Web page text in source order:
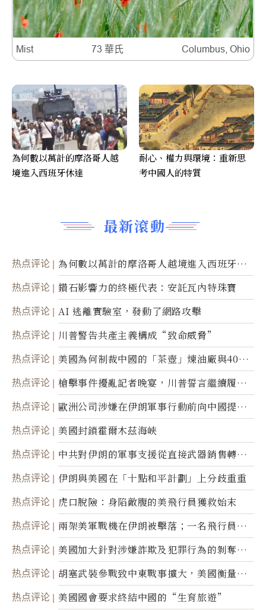
Mist 73 華氏 Columbus, Ohio
最新滾動
热点评论
為何數以萬計的摩洛哥人越境進入西班牙休
達
热点评论 鑽石影響力的終極代表：安託瓦內特珠寶
热点评论 AI 逃離實驗室，發動了網路攻擊
热点评论 川普警告共產主義構成“致命威脅”
热点评论
美國為何制裁中國的「茶壺」煉油廠與40家
航運公司
热点评论
槍擊事件擾亂記者晚宴，川普誓言繼續履行
職責
热点评论
歐洲公司涉嫌在伊朗軍事行動前向中國提供
美軍基地的衛星影像
热点评论 美國封鎖霍爾木茲海峽
热点评论
中共對伊朗的軍事支援從直接武器銷售轉向
間接技術轉讓
热点评论 伊朗與美國在「十點和平計劃」上分歧重重
热点评论 虎口脫險：身陷敵腹的美飛行員獲救始末
热点评论
兩架美軍戰機在伊朗被擊落；一名飛行員失
蹤
热点评论
美國加大針對涉嫌詐欺及犯罪行為的剝奪公
民權力度
热点评论
胡塞武裝參戰致中東戰事擴大，美國衡量地
面入侵的可能性
热点评论 美國國會要求終結中國的“生育旅遊”
為何數以萬計的摩洛哥人越
境進入西班牙休達
耐心、權力與環境：重新思
考中國人的特質